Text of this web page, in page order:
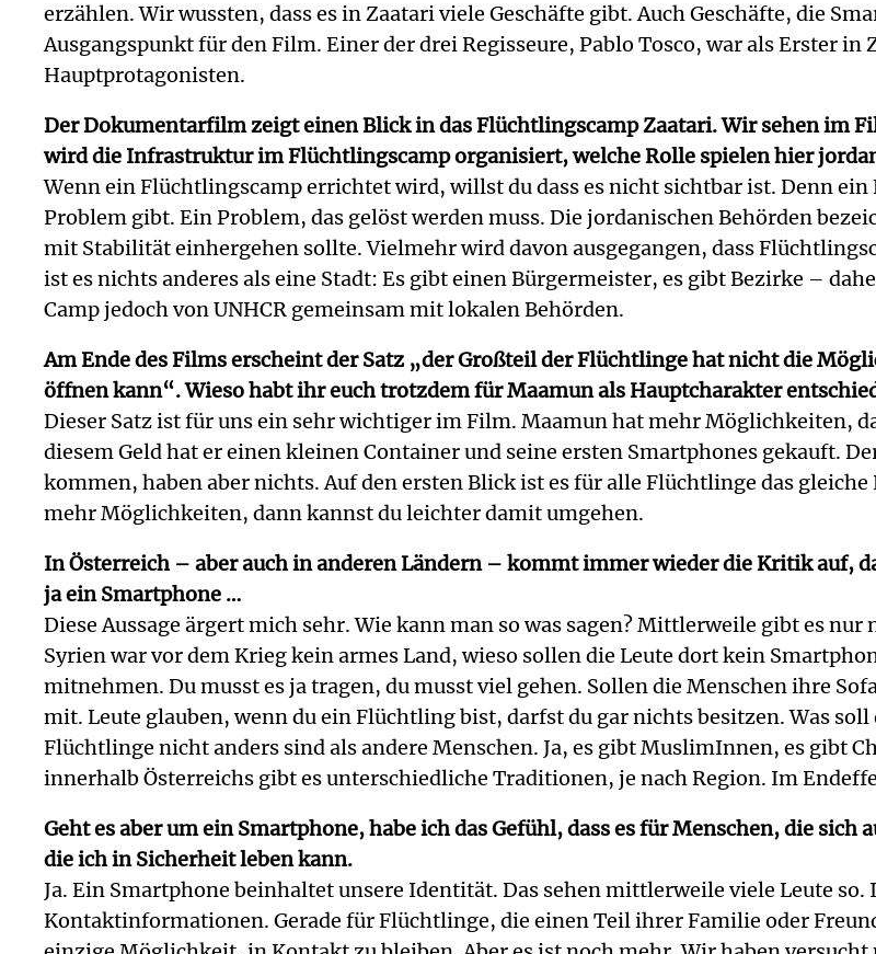
erzählen. Wir wussten, dass es in Zaatari viele Geschäfte gibt. Auch Geschäfte, die
Ausgangspunkt für den Film. Einer der drei Regisseure, Pablo Tosco, war als Erster
Hauptprotagonisten.
Der Dokumentarfilm zeigt einen Blick in das Flüchtlingscamp Zaatari. Wir sehen im
wird die Infrastruktur im Flüchtlingscamp organisiert, welche Rolle spielen hier
Wenn ein Flüchtlingscamp errichtet wird, willst du dass es nicht sichtbar ist. Denn
Problem gibt. Ein Problem, das gelöst werden muss. Die jordanischen Behörden
mit Stabilität einhergehen sollte. Vielmehr wird davon ausgegangen, dass
ist es nichts anderes als eine Stadt: Es gibt einen Bürgermeister, es gibt Bezirke –
Camp jedoch von UNHCR gemeinsam mit lokalen Behörden.
Am Ende des Films erscheint der Satz „der Großteil der Flüchtlinge hat nicht die
öffnen kann“. Wieso habt ihr euch trotzdem für Maamun als Hauptcharakter
Dieser Satz ist für uns ein sehr wichtiger im Film. Maamun hat mehr Möglichkeiten,
diesem Geld hat er einen kleinen Container und seine ersten Smartphones gekauft.
kommen, haben aber nichts. Auf den ersten Blick ist es für alle Flüchtlinge das
mehr Möglichkeiten, dann kannst du leichter damit umgehen.
In Österreich – aber auch in anderen Ländern – kommt immer wieder die Kritik auf,
ja ein Smartphone …
Diese Aussage ärgert mich sehr. Wie kann man so was sagen? Mittlerweile gibt es
Syrien war vor dem Krieg kein armes Land, wieso sollen die Leute dort kein
mitnehmen. Du musst es ja tragen, du musst viel gehen. Sollen die Menschen ihre
mit. Leute glauben, wenn du ein Flüchtling bist, darfst du gar nichts besitzen. Was
Flüchtlinge nicht anders sind als andere Menschen. Ja, es gibt MuslimInnen, es gibt
innerhalb Österreichs gibt es unterschiedliche Traditionen, je nach Region. Im
Geht es aber um ein Smartphone, habe ich das Gefühl, dass es für Menschen, die
die ich in Sicherheit leben kann.
Ja. Ein Smartphone beinhaltet unsere Identität. Das sehen mittlerweile viele Leute
Kontaktinformationen. Gerade für Flüchtlinge, die einen Teil ihrer Familie oder